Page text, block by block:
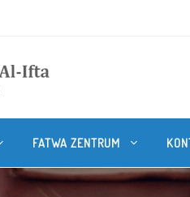
FATWA ZENTRUM